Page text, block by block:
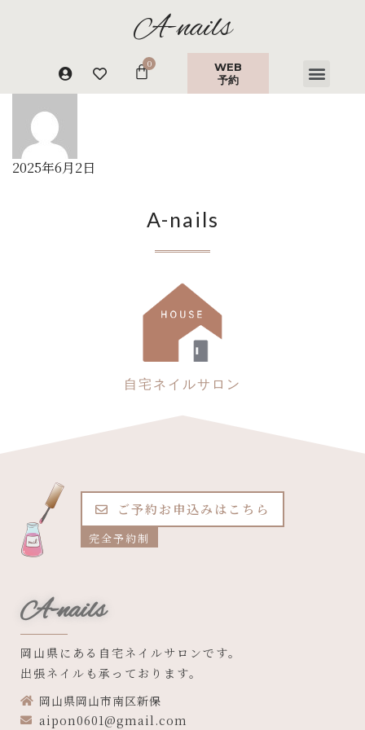
A-nails
WEB
予約
2025年6月2日
A-nails
自宅ネイルサロン
ご予約お申込みはこちら
完全予約制
A-nails
岡山県にある自宅ネイルサロンです。
出張ネイルも承っております。
岡山県岡山市南区新保
aipon0601@gmail.com